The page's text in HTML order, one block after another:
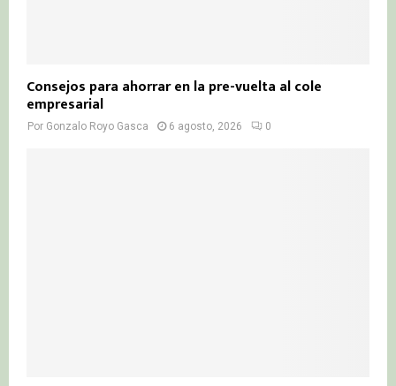
Consejos para ahorrar en la pre-vuelta al cole
empresarial
Por Gonzalo Royo Gasca 6 agosto, 2026 0